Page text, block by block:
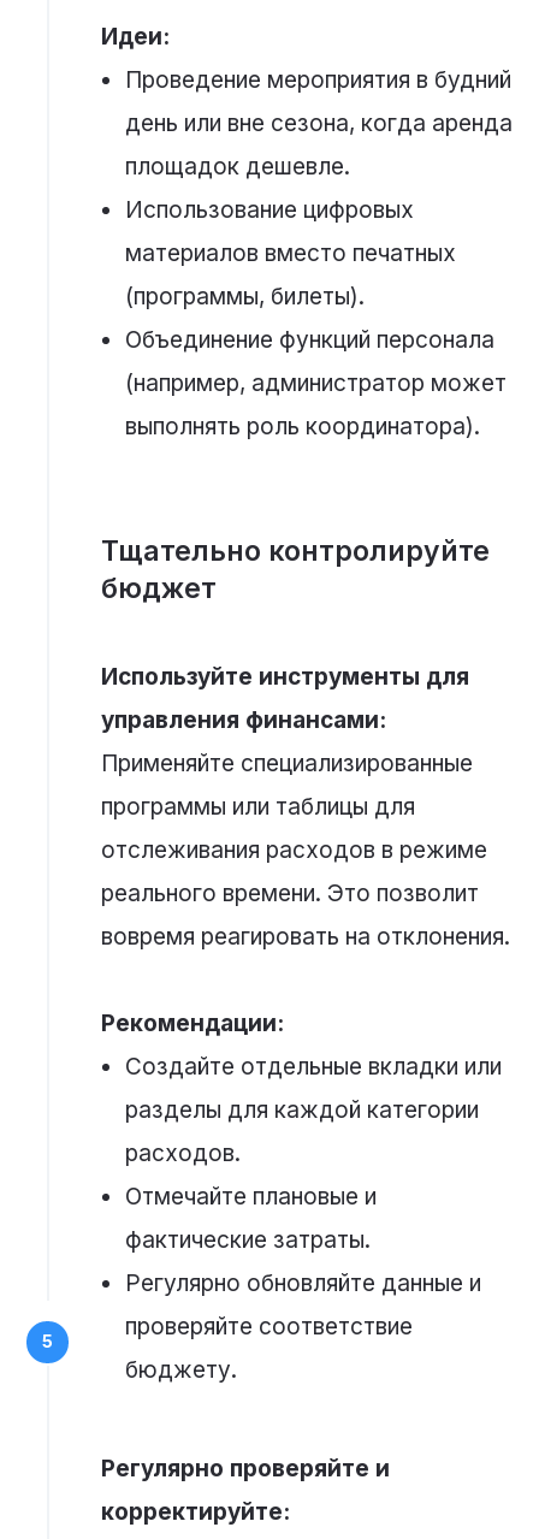
Идеи:
Проведение мероприятия в будний
день или вне сезона, когда аренда
площадок дешевле.
Использование цифровых
материалов вместо печатных
(программы, билеты).
Объединение функций персонала
(например, администратор может
выполнять роль координатора).
Тщательно контролируйте
бюджет
Используйте инструменты для
управления финансами:
Применяйте специализированные
программы или таблицы для
отслеживания расходов в режиме
реального времени. Это позволит
вовремя реагировать на отклонения.
Рекомендации:
Создайте отдельные вкладки или
разделы для каждой категории
расходов.
Отмечайте плановые и
фактические затраты.
Регулярно обновляйте данные и
проверяйте соответствие
бюджету.
Регулярно проверяйте и
корректируйте: